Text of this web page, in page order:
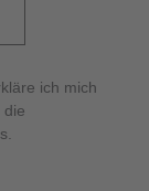
ich mich
die